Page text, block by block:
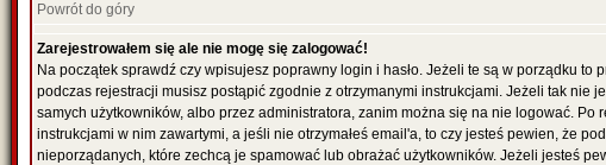
Powrót do góry
Zarejestrowałem się ale nie mogę się zalogować!
Na początek sprawdź czy wpisujesz poprawny login i hasło. Jeżeli te są w porządku
podczas rejestracji musisz postąpić zgodnie z otrzymanymi instrukcjami. Jeżeli tak nie
samych użytkowników, albo przez administratora, zanim można się na nie logować.
instrukcjami w nim zawartymi, a jeśli nie otrzymałeś email'a, to czy jesteś pewien, że
nieporządanych, które zechcą je spamować lub obrażać użytkowników. Jeżeli jesteś